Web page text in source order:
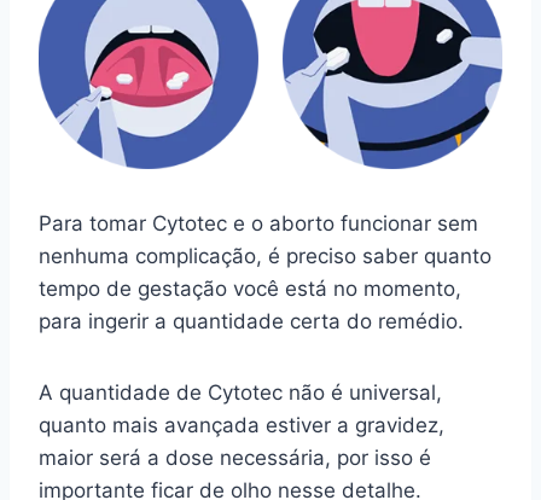
Para tomar Cytotec e o aborto funcionar sem
nenhuma complicação, é preciso saber quanto
tempo de gestação você está no momento,
para ingerir a quantidade certa do remédio.
A quantidade de Cytotec não é universal,
quanto mais avançada estiver a gravidez,
maior será a dose necessária, por isso é
importante ficar de olho nesse detalhe.